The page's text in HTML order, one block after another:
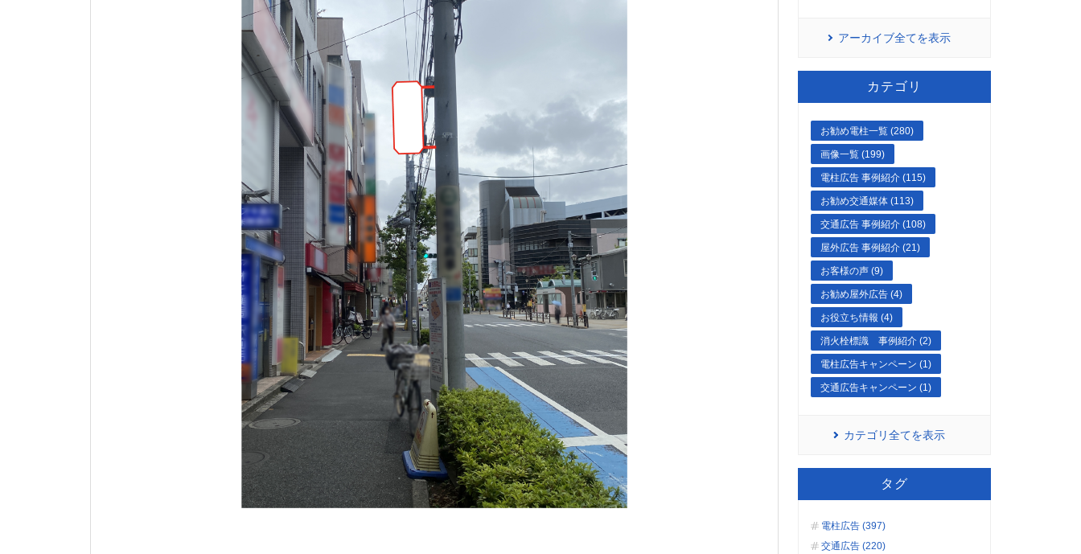
アーカイブ全てを表示
カテゴリ
お勧め電柱一覧 (280)
画像一覧 (199)
電柱広告 事例紹介 (115)
お勧め交通媒体 (113)
交通広告 事例紹介 (108)
屋外広告 事例紹介 (21)
お客様の声 (9)
お勧め屋外広告 (4)
お役立ち情報 (4)
消火栓標識 事例紹介 (2)
電柱広告キャンペーン (1)
交通広告キャンペーン (1)
カテゴリ全てを表示
タグ
電柱広告 (397)
交通広告 (220)